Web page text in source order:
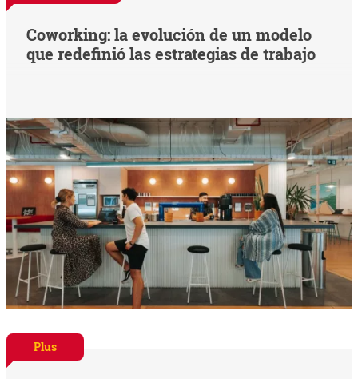
Coworking: la evolución de un modelo
que redefinió las estrategias de trabajo
Plus